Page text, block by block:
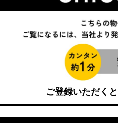
ご登録いただくと